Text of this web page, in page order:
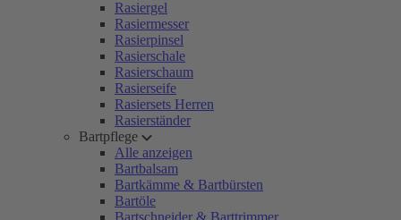
Rasiergel
Rasiermesser
Rasierpinsel
Rasierschale
Rasierschaum
Rasierseife
Rasiersets Herren
Rasierständer
Bartpflege
Alle anzeigen
Bartbalsam
Bartkämme & Bartbürsten
Bartöle
Bartschneider & Barttrimmer